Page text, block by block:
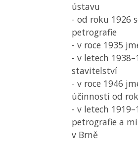
ústavu
- od roku 1926
petrografie
- v roce 1935
- v letech
stavitelství
- v roce 1946
účinností od
- v letech
petrografie a
v Brně